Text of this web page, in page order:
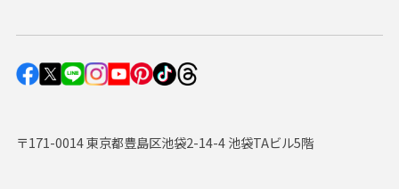
〒171-0014 東京都豊島区池袋2-14-4 池袋TAビル5階